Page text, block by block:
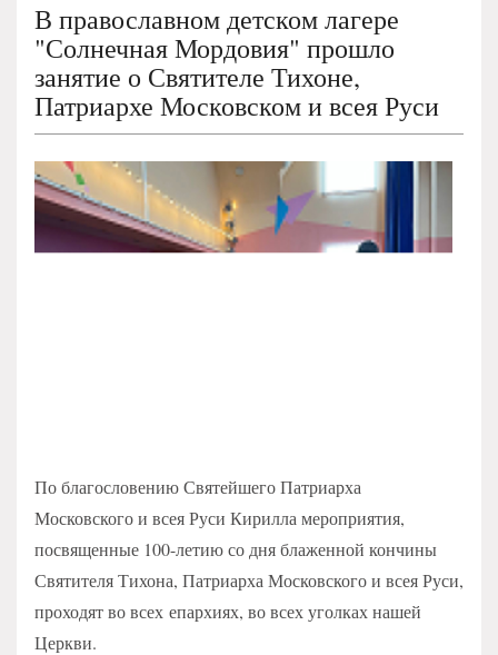
В православном детском лагере
"Солнечная Мордовия" прошло
занятие о Святителе Тихоне,
Патриархе Московском и всея Руси
По благословению Святейшего Патриарха
Московского и всея Руси Кирилла мероприятия,
посвященные 100-летию со дня блаженной кончины
Святителя Тихона, Патриарха Московского и всея Руси,
проходят во всех епархиях, во всех уголках нашей
Церкви.